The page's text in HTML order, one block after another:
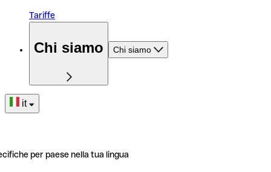
Tariffe
Chi siamo Chi siamo
it
per paese nella tua lingua